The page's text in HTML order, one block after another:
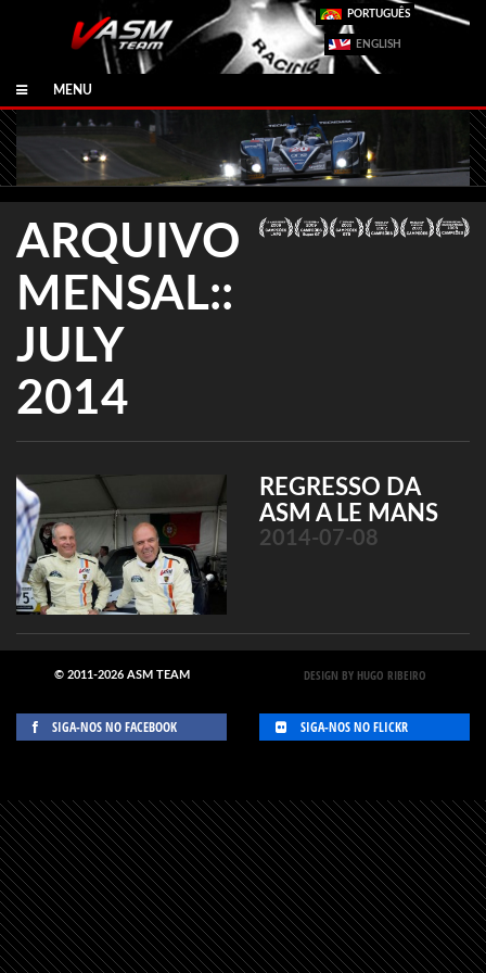
PORTUGUÊS
ENGLISH
MENU
ARQUIVO
MENSAL::
JULY
2014
REGRESSO DA
ASM A LE MANS
2014-07-08
© 2011-2026 ASM TEAM DESIGN BY HUGO RIBEIRO
SIGA-NOS NO FACEBOOK SIGA-NOS NO FLICKR